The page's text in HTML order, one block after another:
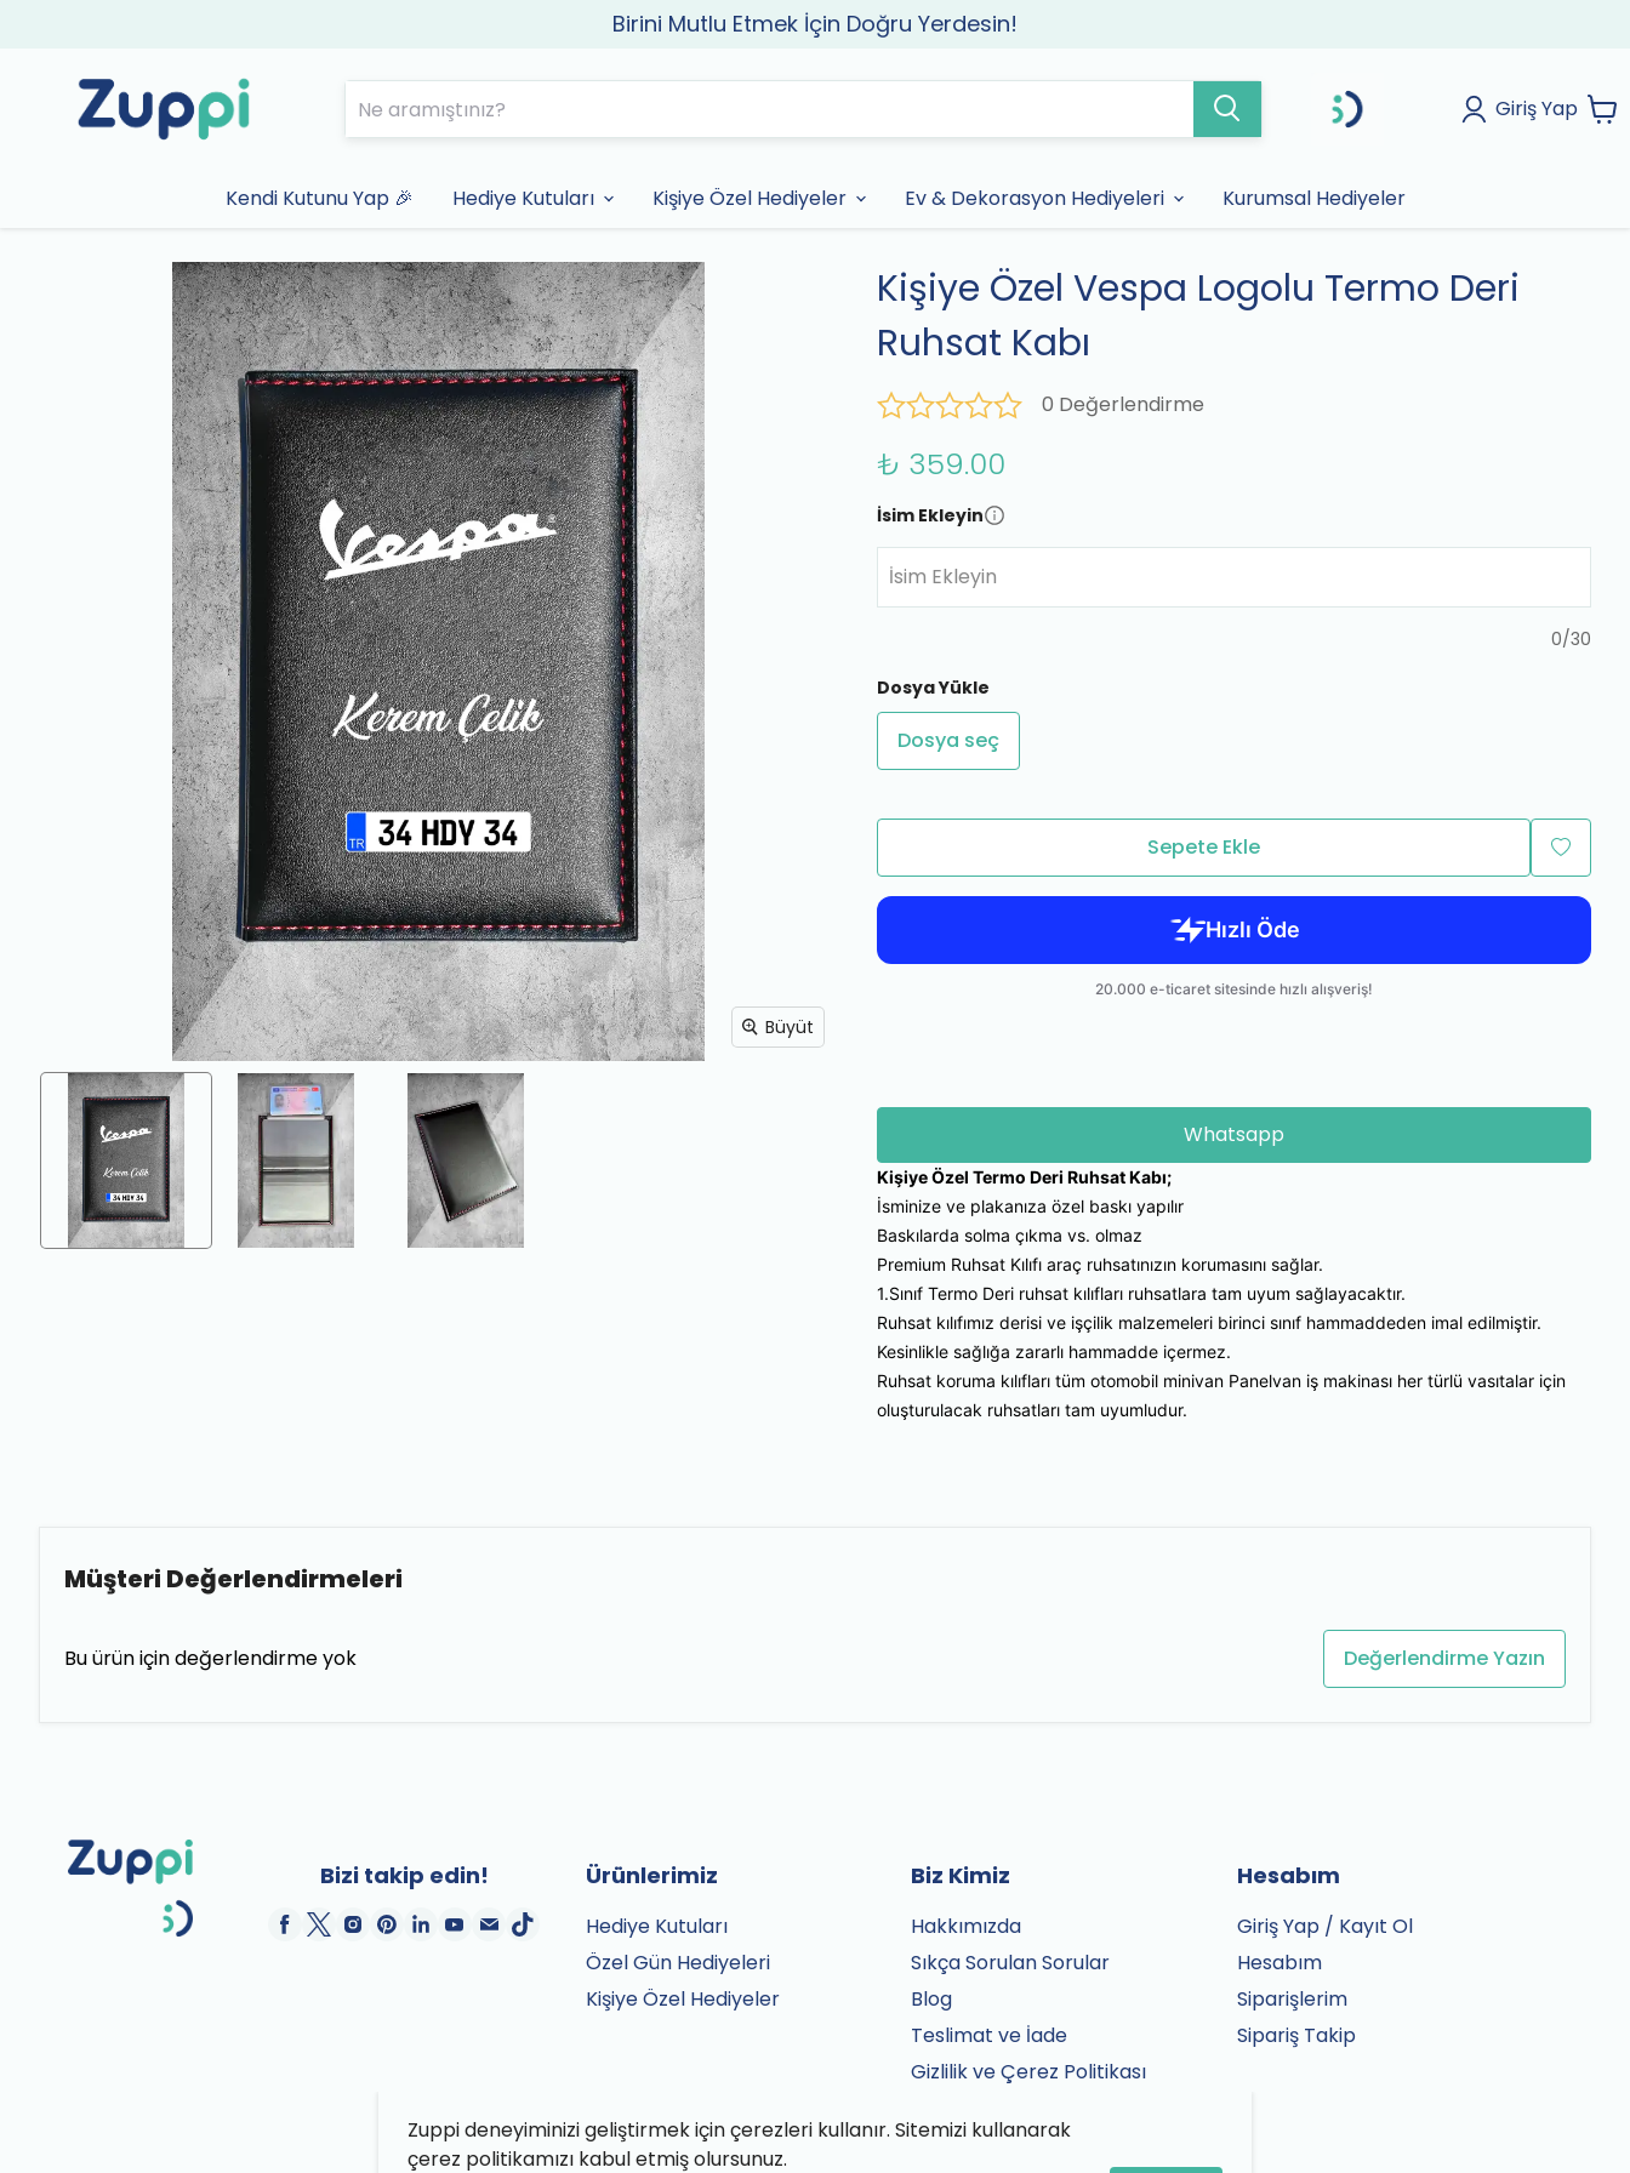
Birini Mutlu Etmek İçin Doğru Yerdesin!
Giriş Yap
Kendi Kutunu Yap 🎉 Hediye Kutuları Kişiye Özel Hediyeler Ev & Dekorasyon Hediyeleri Kurumsal Hediyeler
Zuppi deneyiminizi geliştirmek için çerezleri kullanır. Sitemizi kullanarak
çerez politikamızı kabul etmiş olursunuz.
Büyüt
Kişiye Özel Vespa Logolu Termo Deri
Ruhsat Kabı
0 Değerlendirme
₺ 359.00
İsim Ekleyin
İsim Ekleyin
0/30
Dosya Yükle
Dosya seç
Sepete Ekle
Whatsapp
Kişiye Özel Termo Deri Ruhsat Kabı;
İsminize ve plakanıza özel baskı yapılır
Baskılarda solma çıkma vs. olmaz
Premium Ruhsat Kılıfı araç ruhsatınızın korumasını sağlar.
1.Sınıf Termo Deri ruhsat kılıfları ruhsatlara tam uyum sağlayacaktır.
Ruhsat kılıfımız derisi ve işçilik malzemeleri birinci sınıf hammaddeden imal edilmiştir.
Kesinlikle sağlığa zararlı hammadde içermez.
Ruhsat koruma kılıfları tüm otomobil minivan Panelvan iş makinası her türlü vasıtalar için
oluşturulacak ruhsatları tam uyumludur.
Müşteri Değerlendirmeleri
Bu ürün için değerlendirme yok Değerlendirme Yazın
Bizi takip edin! Ürünlerimiz
Hediye Kutuları
Özel Gün Hediyeleri
Kişiye Özel Hediyeler
Biz Kimiz
Hakkımızda
Sıkça Sorulan Sorular
Blog
Teslimat ve İade
Gizlilik ve Çerez Politikası
İletişim
Hesabım
Giriş Yap / Kayıt Ol
Hesabım
Siparişlerim
Sipariş Takip